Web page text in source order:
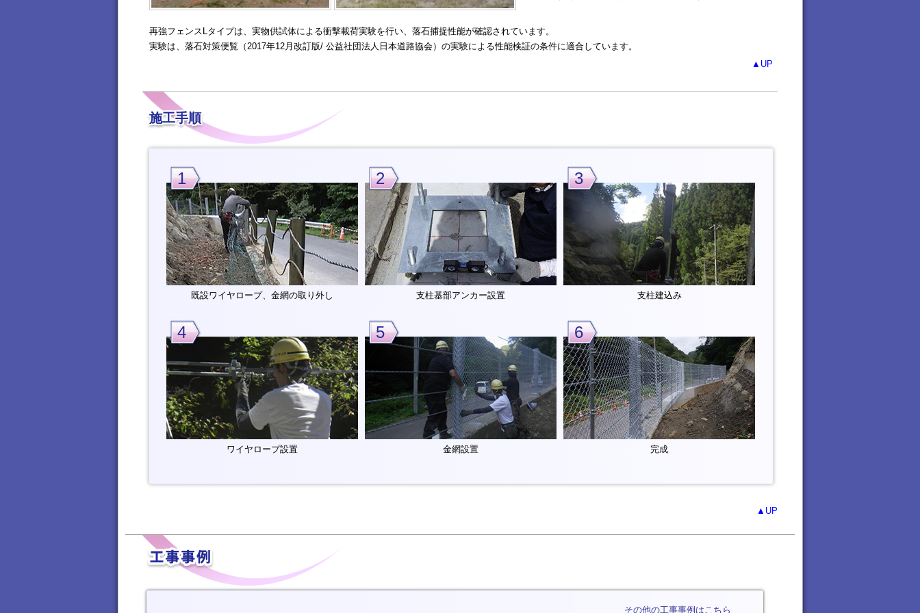
再強フェンスLタイプは、実物供試体による衝撃載荷実験を行い、落石捕捉性能が確認されています。
実験は、落石対策便覧（2017年12月改訂版/ 公益社団法人日本道路協会）の実験による性能検証の条件に適合しています。
▲UP
施工手順
1
既設ワイヤロープ、金網の取り外し
2
支柱基部アンカー設置
3
支柱建込み
4
ワイヤロープ設置
5
金網設置
6
完成
▲UP
その他の工事事例はこちら